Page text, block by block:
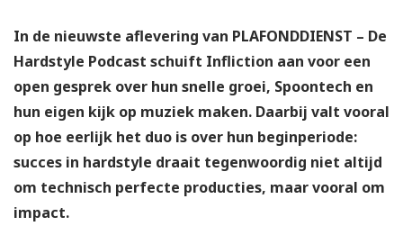
In de nieuwste aflevering van PLAFONDDIENST – De
Hardstyle Podcast schuift Infliction aan voor een
open gesprek over hun snelle groei, Spoontech en
hun eigen kijk op muziek maken. Daarbij valt vooral
op hoe eerlijk het duo is over hun beginperiode:
succes in hardstyle draait tegenwoordig niet altijd
om technisch perfecte producties, maar vooral om
impact.